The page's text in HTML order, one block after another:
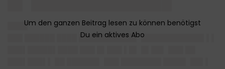
████
███ ██████ ████ ███████████▌ ████████████▌▌▌